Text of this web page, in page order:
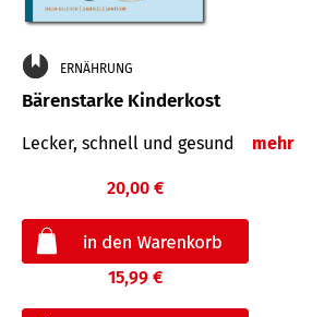
ERNÄHRUNG
Bärenstarke Kinderkost
Lecker, schnell und gesund mehr
20,00 €
15,99 €